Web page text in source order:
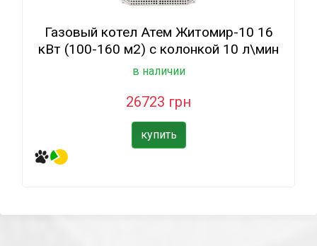
Газовый котел Атем Житомир-10 16
кВт (100-160 м2) с колонкой 10 л\мин
в наличии
26723 грн
купить